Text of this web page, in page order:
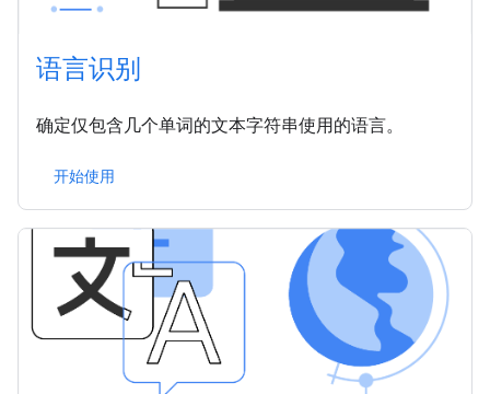
语言识别
确定仅包含几个单词的文本字符串使用的语言。
开始使用